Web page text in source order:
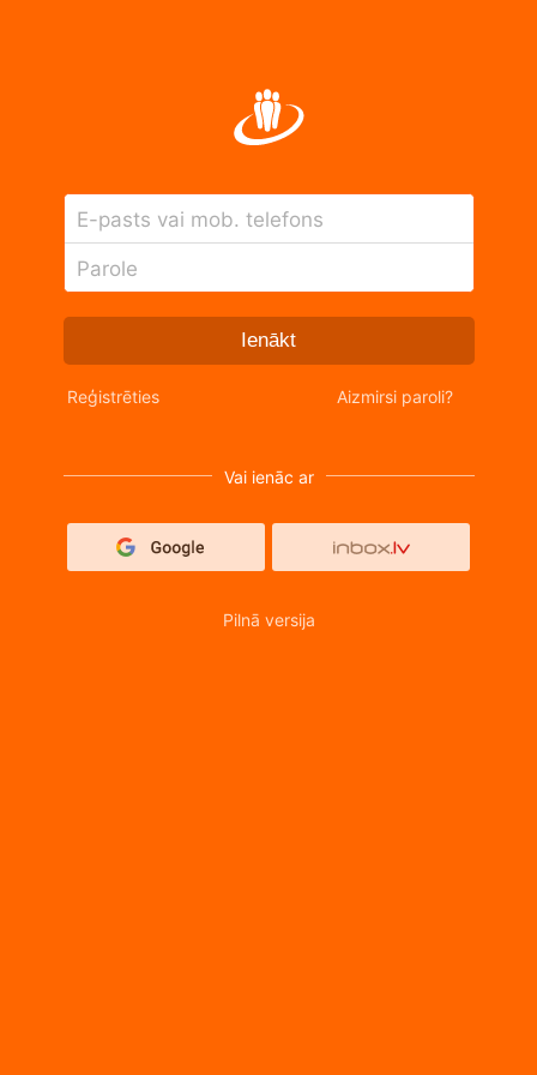
E-pasts vai mob. telefons
Parole
Ienākt
Reģistrēties Aizmirsi paroli?
Vai ienāc ar
Pilnā versija